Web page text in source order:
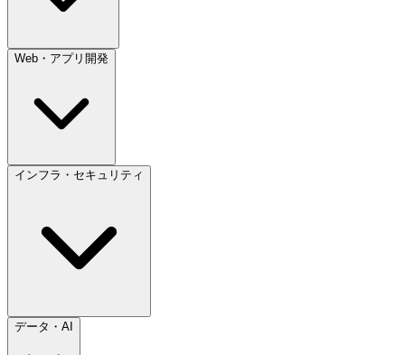
Web・アプリ開発
インフラ・セキュリティ
データ・AI